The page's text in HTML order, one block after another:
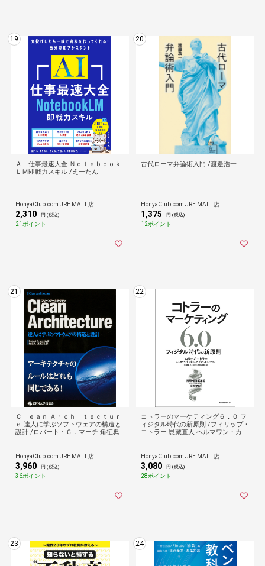
19
ＡＩ仕事最速大全 Ｎｏｔｅｂｏｏｋ
ＬＭ即戦力スキル /えーたん
HonyaClub.com JRE MALL店
2,310 円 (税込)
21ポイント
20
古代ローマ弁論術入門 /渡邉浩一
HonyaClub.com JRE MALL店
1,375 円 (税込)
12ポイント
21
Ｃｌｅａｎ Ａｒｃｈｉｔｅｃｔｕｒ
ｅ 達人に学ぶソフトウェアの構造と
設計 /ロバート・Ｃ．マーチ 角征典
HonyaClub.com JRE MALL店
3,960 円 (税込)
36ポイント
22
コトラーのマーケティング６．０ フ
ィジタル時代の新原則 /フィリップ・
コトラー 恩藏直人 ヘルマワン・カル
HonyaClub.com JRE MALL店
3,080 円 (税込)
28ポイント
23 24